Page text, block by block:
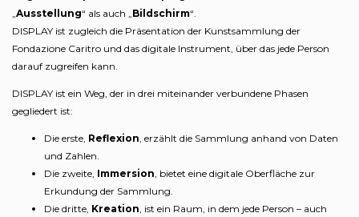
„Ausstellung“ als auch „Bildschirm“.
DISPLAY ist zugleich die Präsentation der Kunstsammlung der
Fondazione Caritro und das digitale Instrument, über das jede Person
darauf zugreifen kann.
DISPLAY ist ein Weg, der in drei miteinander verbundene Phasen
gegliedert ist:
Die erste, Reflexion, erzählt die Sammlung anhand von Daten
und Zahlen.
Die zweite, Immersion, bietet eine digitale Oberfläche zur
Erkundung der Sammlung.
Die dritte, Kreation, ist ein Raum, in dem jede Person – auch